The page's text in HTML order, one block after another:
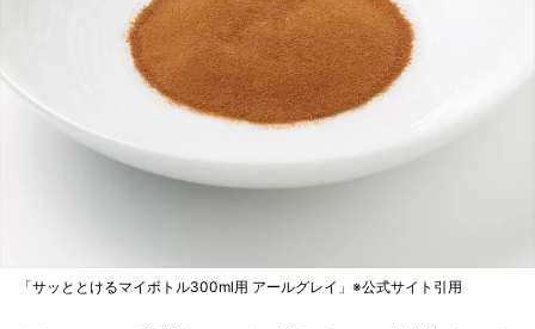
「サッととけるマイボトル300ml用 アールグレイ」※公式サイト引用